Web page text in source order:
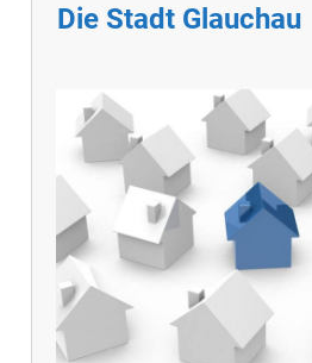
Die Stadt Glauchau